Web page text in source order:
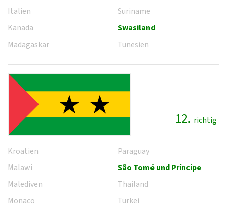
Italien
Kanada
Madagaskar
Suriname
Swasiland
Tunesien
12. richtig
Kroatien
Malawi
Malediven
Monaco
Paraguay
São Tomé und Príncipe
Thailand
Türkei